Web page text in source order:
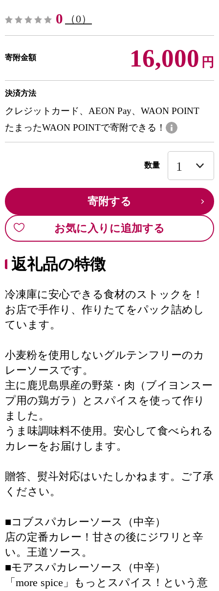
0 （0）
寄附金額 16,000 円
決済方法
クレジットカード、AEON Pay、WAON POINT
たまったWAON POINTで寄附できる！
数量
寄附する
お気に入りに追加する
返礼品の特徴
冷凍庫に安心できる食材のストックを！
お店で手作り、作りたてをパック詰めし
ています。
小麦粉を使用しないグルテンフリーのカ
レーソースです。
主に鹿児島県産の野菜・肉（ブイヨンスー
プ用の鶏ガラ）とスパイスを使って作り
ました。
うま味調味料不使用。安心して食べられる
カレーをお届けします。
贈答、熨斗対応はいたしかねます。ご了承
ください。
■コブスパカレーソース（中辛）
店の定番カレー！甘さの後にジワリと辛
い。王道ソース。
■モアスパカレーソース（中辛）
「more spice」もっとスパイス！という意